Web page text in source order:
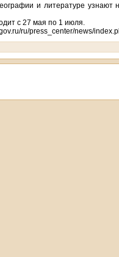
и литературе узнают
с 27 мая по 1 июля.
ru/press_center/news/